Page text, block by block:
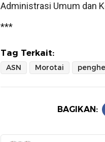
Administrasi Umum dan
***
Tag Terkait:
ASN Morotai
BAGIKAN: